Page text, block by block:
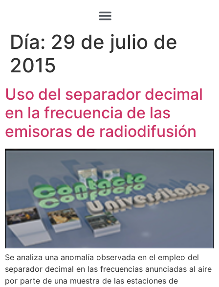
Día: 29 de julio de
2015
Uso del separador decimal
en la frecuencia de las
emisoras de radiodifusión
Se analiza una anomalía observada en el empleo del
separador decimal en las frecuencias anunciadas al aire
por parte de una muestra de las estaciones de